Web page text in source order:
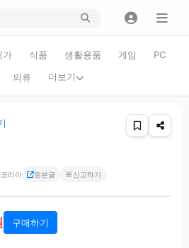
가 식품 생활용품 게임
PC
의류 더보기
리아 원본글 🚨신고하기
구매하기